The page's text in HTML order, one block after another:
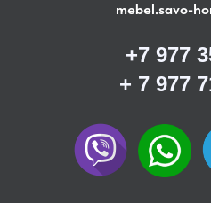
+ 7 977
+7 977
mebel.savo-